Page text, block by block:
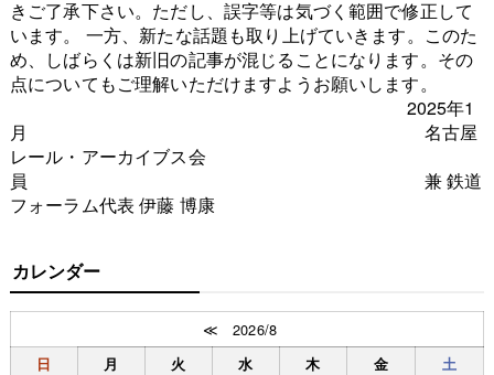
きご了承下さい。ただし、誤字等は気づく範囲で修正して
います。 一方、新たな話題も取り上げていきます。このた
め、しばらくは新旧の記事が混じることになります。その
点についてもご理解いただけますようお願いします。
2025年1
月 名古屋
レール・アーカイブス会
員 兼 鉄道
フォーラム代表 伊藤 博康
カレンダー
≪ 2026/8
日 月 火 水 木 金 土